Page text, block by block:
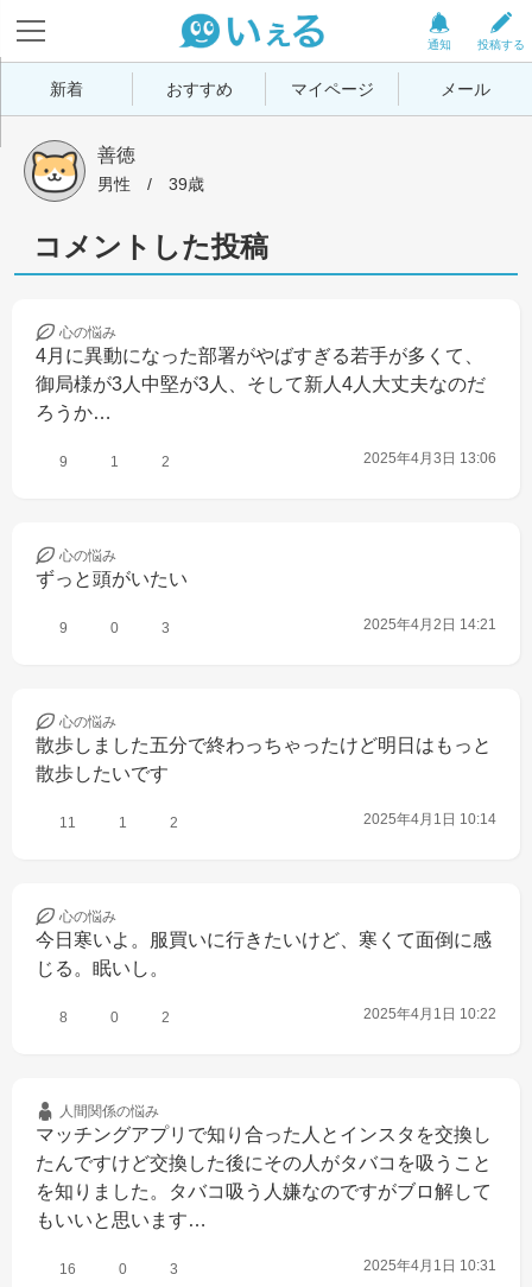
投稿する
通知
新着 おすすめ マイページ メール
善徳
男性 / 39歳
コメントした投稿
心の悩み
4月に異動になった部署がやばすぎる若手が多くて、
御局様が3人中堅が3人、そして新人4人大丈夫なのだ
ろうか…
9 1 2 2025年4月3日 13:06
心の悩み
ずっと頭がいたい
9 0 3 2025年4月2日 14:21
心の悩み
散歩しました五分で終わっちゃったけど明日はもっと
散歩したいです
11 1 2 2025年4月1日 10:14
心の悩み
今日寒いよ。服買いに行きたいけど、寒くて面倒に感
じる。眠いし。
8 0 2 2025年4月1日 10:22
人間関係の悩み
マッチングアプリで知り合った人とインスタを交換し
たんですけど交換した後にその人がタバコを吸うこと
を知りました。タバコ吸う人嫌なのですがブロ解して
もいいと思います…
16 0 3 2025年4月1日 10:31